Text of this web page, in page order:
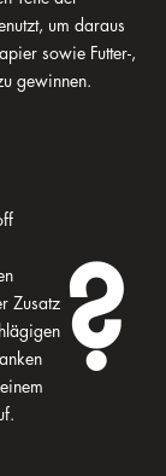
um daraus
sowie Futter-,
gewinnen.
Zusatz ?